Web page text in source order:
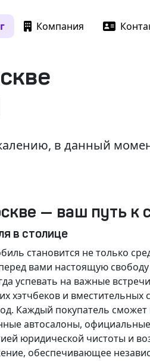
Компания
в данный
— ваш путь
в столице
становится не только
вами настоящую
успевать на важные
хэтчбеков и
Каждый покупатель сможет
автосалоны,
юридической чистоты и
обеспечивающее